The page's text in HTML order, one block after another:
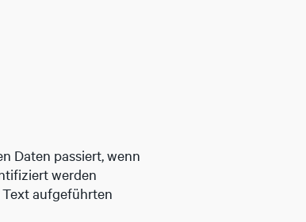
Daten passiert, wenn
werden
aufgeführten